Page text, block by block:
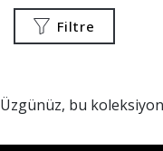
Filtre
Üzgünüz, bu